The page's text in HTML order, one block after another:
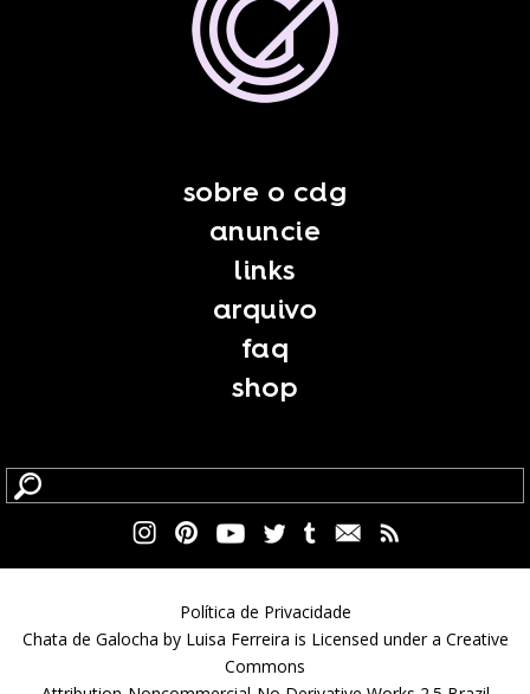
sobre o cdg
anuncie
links
arquivo
faq
shop
Política de Privacidade
Chata de Galocha by Luisa Ferreira is Licensed under a Creative
Commons